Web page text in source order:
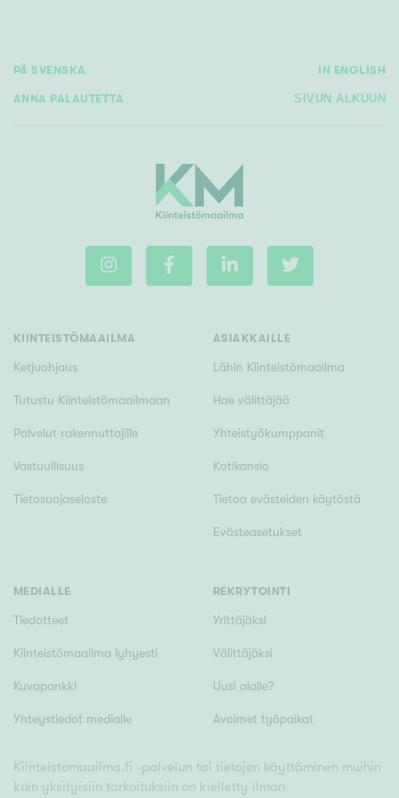
Ominaisuudet
PÅ SVENSKA IN ENGLISH
ANNA PALAUTETTA SIVUN ALKUUN
KIINTEISTÖMAAILMA
Ketjuohjaus
Tutustu Kiinteistömaailmaan
Palvelut rakennuttajille
Vastuullisuus
Tietosuojaseloste
ASIAKKAILLE
Lähin Kiinteistömaailma
Hae välittäjää
Yhteistyökumppanit
Kotikansio
Tietoa evästeiden käytöstä
Evästeasetukset
MEDIALLE
Tiedotteet
Kiinteistömaailma lyhyesti
Kuvapankki
Yhteystiedot medialle
REKRYTOINTI
Yrittäjäksi
Välittäjäksi
Uusi alalle?
Avoimet työpaikat
Kiinteistomaailma.fi -palvelun tai tietojen käyttäminen muihin
kuin yksityisiin tarkoituksiin on kielletty ilman